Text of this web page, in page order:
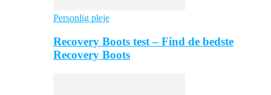
Personlig pleje
Recovery Boots test – Find de bedste
Recovery Boots